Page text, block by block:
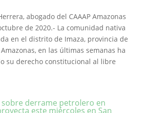
abogado del CAAAP Amazonas
de 2020.- La comunidad nativa
en el distrito de Imaza, provincia de
en las últimas semanas ha
su derecho constitucional al libre
derrame petrolero en
este miércoles en San